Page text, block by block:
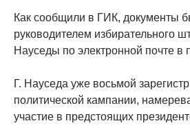
Как сообщили в ГИК, документы
руководителем избирательного
Науседы по электронной почте в
Г. Науседа уже восьмой
политической кампании,
участие в предстоящих